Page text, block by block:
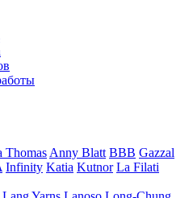
Thomas Anny Blatt BBB Gazzal
Infinity Katia Kutnor La Filati